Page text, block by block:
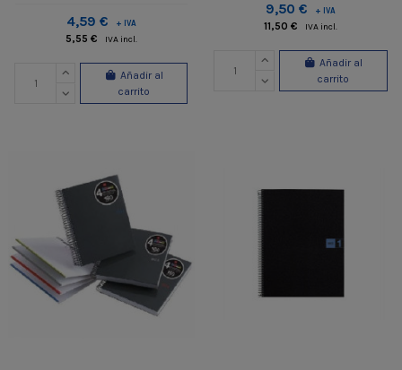
4,59 € + IVA
5,55 € IVA incl.
Añadir al
carrito
9,50 € + IVA
11,50 € IVA incl.
Añadir al
carrito